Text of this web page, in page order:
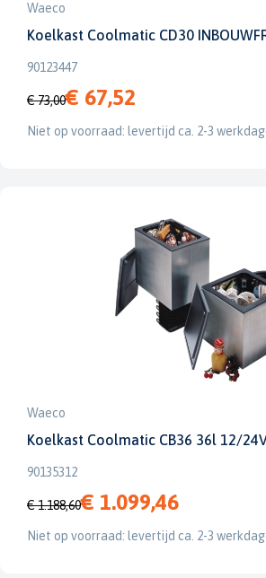
Waeco
Koelkast Coolmatic CD30
90123447
€ 73,00€ 67,52
Niet op voorraad: levertijd ca. 2-3
Waeco
Koelkast Coolmatic CB36 36l 12/
90135312
€ 1.188,60€ 1.099,46
Niet op voorraad: levertijd ca. 2-3